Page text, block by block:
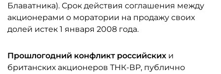
Блаватника). Срок действия соглашения между
акционерами о моратории на продажу своих
долей истек 1 января 2008 года.
Прошлогодний конфликт российских и
британских акционеров ТНК-ВР, публично